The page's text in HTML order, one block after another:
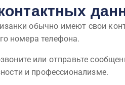
обычно имеют свои
номера телефона.
или отправьте
и профессионализме.